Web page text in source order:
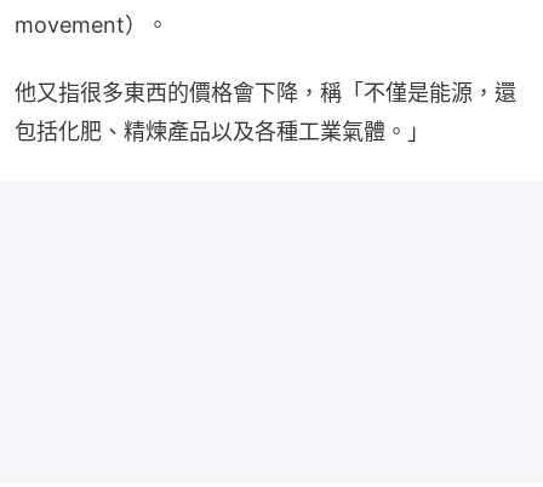
movement）。
他又指很多東西的價格會下降，稱「不僅是能源，還
包括化肥、精煉產品以及各種工業氣體。」